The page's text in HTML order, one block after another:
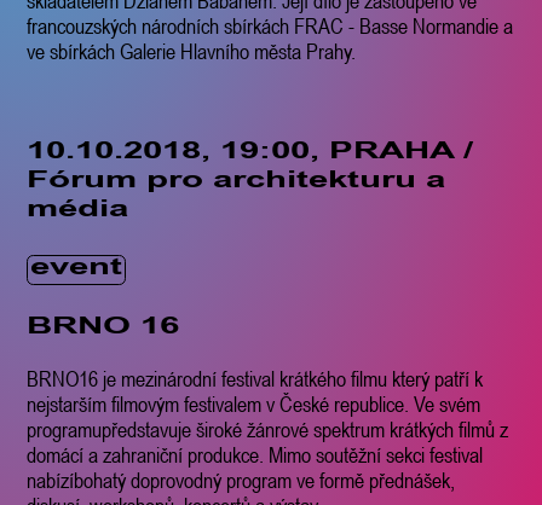
francouzských národních sbírkách FRAC - Basse Normandie a
ve sbírkách Galerie Hlavního města Prahy.
10.10.2018, 19:00, PRAHA /
Fórum pro architekturu a
média
event
BRNO 16
BRNO16 je mezinárodní festival krátkého filmu který patří k
nejstarším filmovým festivalem v České republice. Ve svém
programupředstavuje široké žánrové spektrum krátkých filmů z
domácí a zahraniční produkce. Mimo soutěžní sekci festival
nabízíbohatý doprovodný program ve formě přednášek,